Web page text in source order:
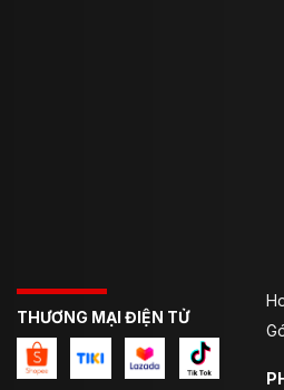
Thiết bị bảo vệ hông
Khóa kéo để kết nối
THƯƠNG MẠI ĐIỆN TỬ